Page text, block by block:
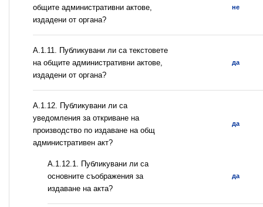
общите административни актове,
издадени от органа?
не
А.1.11. Публикувани ли са текстовете
на общите административни актове,
издадени от органа?
да
А.1.12. Публикувани ли са
уведомления за откриване на
производство по издаване на общ
административен акт?
да
А.1.12.1. Публикувани ли са
основните съображения за
издаване на акта?
да